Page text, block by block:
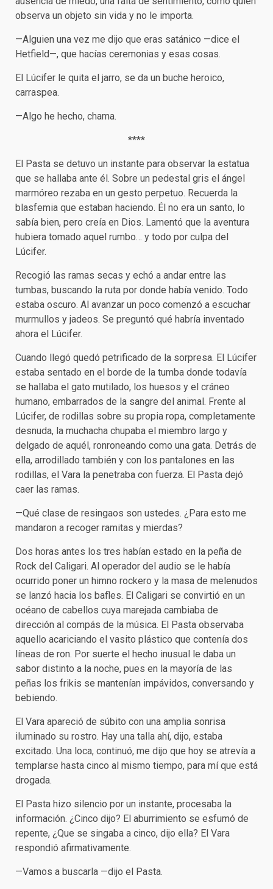
observa un objeto sin vida y no le importa.
—Alguien una vez me dijo que eras satánico —dice el
Hetfield—, que hacías ceremonias y esas cosas.
El Lúcifer le quita el jarro, se da un buche heroico,
carraspea.
—Algo he hecho, chama.
****
El Pasta se detuvo un instante para observar la estatua
que se hallaba ante él. Sobre un pedestal gris el ángel
marmóreo rezaba en un gesto perpetuo. Recuerda la
blasfemia que estaban haciendo. Él no era un santo, lo
sabía bien, pero creía en Dios. Lamentó que la aventura
hubiera tomado aquel rumbo… y todo por culpa del
Lúcifer.
Recogió las ramas secas y echó a andar entre las
tumbas, buscando la ruta por donde había venido. Todo
estaba oscuro. Al avanzar un poco comenzó a escuchar
murmullos y jadeos. Se preguntó qué habría inventado
ahora el Lúcifer.
Cuando llegó quedó petrificado de la sorpresa. El Lúcifer
estaba sentado en el borde de la tumba donde todavía
se hallaba el gato mutilado, los huesos y el cráneo
humano, embarrados de la sangre del animal. Frente al
Lúcifer, de rodillas sobre su propia ropa, completamente
desnuda, la muchacha chupaba el miembro largo y
delgado de aquél, ronroneando como una gata. Detrás de
ella, arrodillado también y con los pantalones en las
rodillas, el Vara la penetraba con fuerza. El Pasta dejó
caer las ramas.
—Qué clase de resingaos son ustedes. ¿Para esto me
mandaron a recoger ramitas y mierdas?
Dos horas antes los tres habían estado en la peña de
Rock del Caligari. Al operador del audio se le había
ocurrido poner un himno rockero y la masa de melenudos
se lanzó hacia los bafles. El Caligari se convirtió en un
océano de cabellos cuya marejada cambiaba de
dirección al compás de la música. El Pasta observaba
aquello acariciando el vasito plástico que contenía dos
líneas de ron. Por suerte el hecho inusual le daba un
sabor distinto a la noche, pues en la mayoría de las
peñas los frikis se mantenían impávidos, conversando y
bebiendo.
El Vara apareció de súbito con una amplia sonrisa
iluminado su rostro. Hay una talla ahí, dijo, estaba
excitado. Una loca, continuó, me dijo que hoy se atrevía a
templarse hasta cinco al mismo tiempo, para mí que está
drogada.
El Pasta hizo silencio por un instante, procesaba la
información. ¿Cinco dijo? El aburrimiento se esfumó de
repente, ¿Que se singaba a cinco, dijo ella? El Vara
respondió afirmativamente.
—Vamos a buscarla —dijo el Pasta.